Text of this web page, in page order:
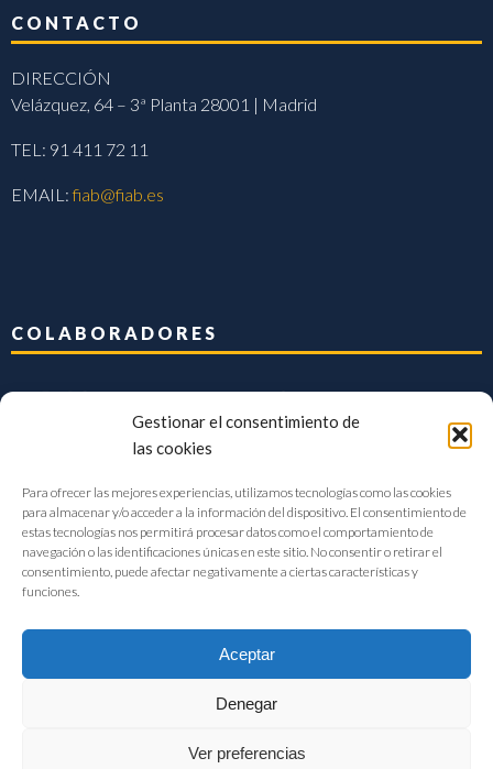
Gestionar el consentimiento de
las cookies
Para ofrecer las mejores experiencias, utilizamos tecnologías como las cookies
para almacenar y/o acceder a la información del dispositivo. El consentimiento de
estas tecnologías nos permitirá procesar datos como el comportamiento de
navegación o las identificaciones únicas en este sitio. No consentir o retirar el
consentimiento, puede afectar negativamente a ciertas características y
funciones.
Aceptar
Denegar
Ver preferencias
CONTACTO
DIRECCIÓN
Velázquez, 64 – 3ª Planta 28001 | Madrid
TEL: 91 411 72 11
EMAIL:fiab@fiab.es
COLABORADORES
FIAB Federación Española de Industrias de la Alimentación y Bebidas